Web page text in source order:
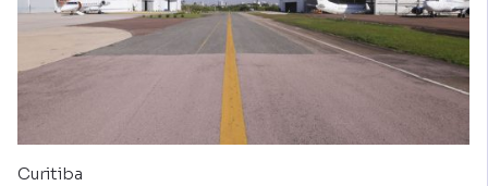
Curitiba